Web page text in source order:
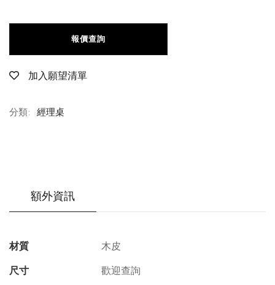
加入願望清單
報價查詢
分類: 經理桌
額外資訊
材質
木皮
尺寸
歡迎查詢